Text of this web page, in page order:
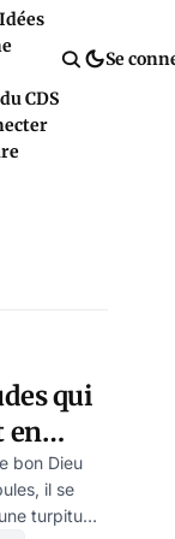
Idées
CDS
Se
qui
en
sur
bon Dieu
il se
turpitude